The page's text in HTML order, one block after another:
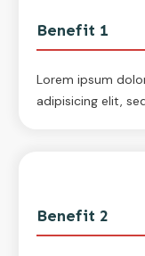
Benefit 1
Lorem ipsum
adipisicing elit,
Benefit 2